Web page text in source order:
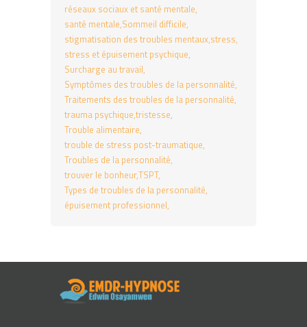
réseaux sociaux et santé mentale
santé mentale Sommeil difficile
stigmatisation des troubles mentaux stress
stress et épuisement psychique
Surcharge au travail
Symptômes des troubles de la personnalité
Traitements des troubles de la personnalité
trauma psychique tristesse
Trouble alimentaire
trouble de stress post-traumatique
Troubles de la personnalité
trouver le bonheurTSPT
Types de troubles de la personnalité
épuisement professionnel